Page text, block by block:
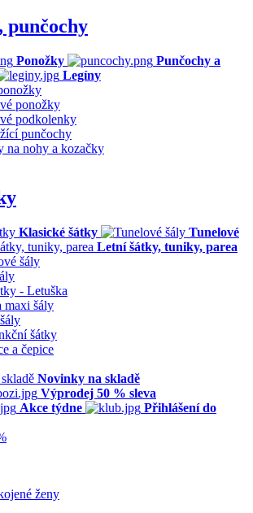
punčochy
Ponožky
Punčochy a
Legíny
ponožky
podkolenky
punčochy
na nohy a kozačky
Klasické šátky
Tunelové
Letní šátky, tuniky, parea
šály
- Letuška
maxi šály
šátky
a čepice
Novinky na skladě
Výprodej 50 % sleva
Akce týdne
Přihlášení do
ženy